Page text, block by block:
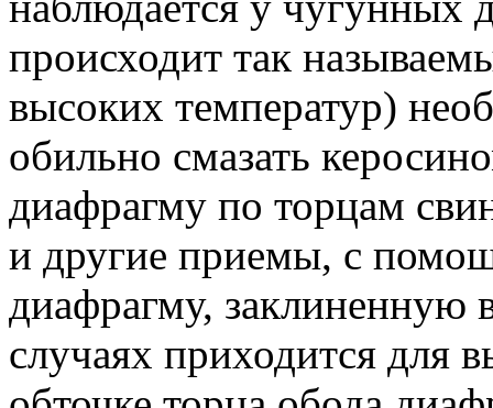
происходит так
высоких температур)
обильно смазать
диафрагму по торцам
и другие приемы, с
диафрагму, заклиненную
случаях приходится для